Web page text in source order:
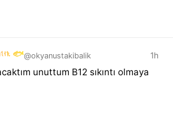
🐟@okyanustakibalik 1h
unuttum B12 sıkıntı olmaya